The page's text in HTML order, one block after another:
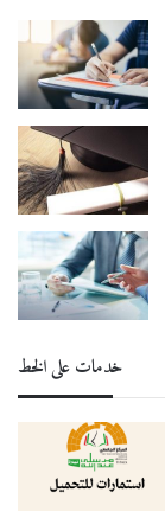
خدمات على الخط